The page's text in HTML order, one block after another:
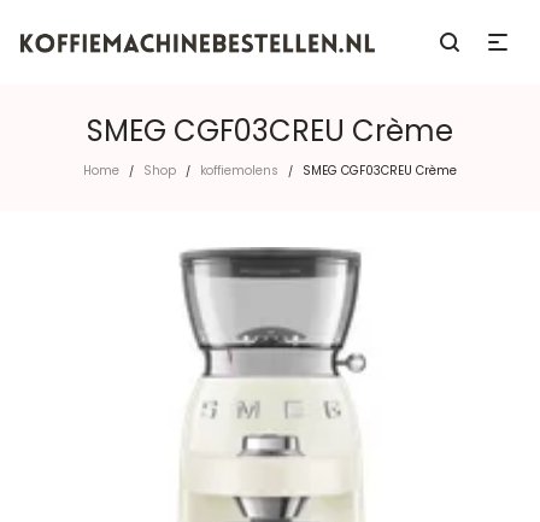
SMEG CGF03CREU Crème
Home / Shop / koffiemolens / SMEG CGF03CREU Crème